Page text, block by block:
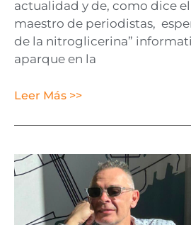
actualidad y de, como dice
maestro de periodistas,
de la nitroglicerina”
aparque en la
Leer Más >>